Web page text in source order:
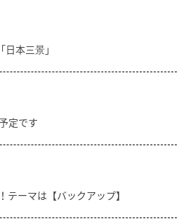
本三景」
定です
テーマは【バックアップ】